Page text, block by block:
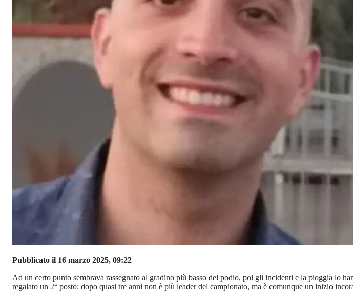
Pubblicato il 16 marzo 2025, 09:22
Ad un certo punto sembrava rassegnato al gradino più basso del podio, poi gli incidenti e la pioggia lo
regalato un 2° posto: dopo quasi tre anni non è più leader del campionato, ma è comunque un inizio